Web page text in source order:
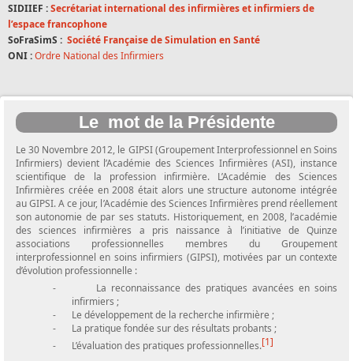
SIDIIEF :Secrétariat international des infirmières et infirmiers de
l’espace francophone
SoFraSimS : Société Française de Simulation en Santé
ONI :Ordre National des Infirmiers
Le mot de la Présidente
Le 30 Novembre 2012, le GIPSI (Groupement Interprofessionnel en Soins
Infirmiers) devient l’Académie des Sciences Infirmières (ASI), instance
scientifique de la profession infirmière. L’Académie des Sciences
Infirmières créée en 2008 était alors une structure autonome intégrée
au GIPSI. A ce jour, l’Académie des Sciences Infirmières prend réellement
son autonomie de par ses statuts. Historiquement, en 2008, l’académie
des sciences infirmières a pris naissance à l’initiative de Quinze
associations professionnelles membres du Groupement
interprofessionnel en soins infirmiers (GIPSI), motivées par un contexte
d’évolution professionnelle :
-
La reconnaissance des pratiques avancées en soins
infirmiers ;
-
Le développement de la recherche infirmière ;
-
La pratique fondée sur des résultats probants ;
-
L’évaluation des pratiques professionnelles.[1]